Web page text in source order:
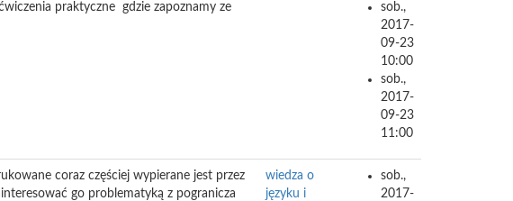
praktyczne gdzie zapoznamy ze
sob.,
2017-
09-23
10:00
sob.,
2017-
09-23
11:00
coraz częściej wypierane jest przez
go problematyką z pogranicza
wiedza o
języku i
sob.,
2017-